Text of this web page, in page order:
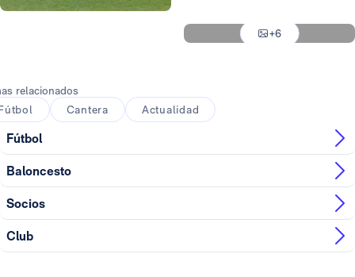
+6
relacionados
Cantera Actualidad
Fútbol
Baloncesto
Socios
Club